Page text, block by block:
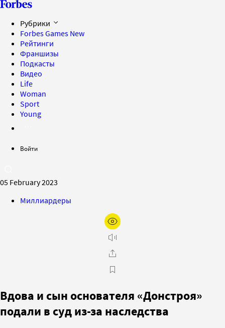
Рубрики
Forbes Games New
Рейтинги
Франшизы
Подкасты
Видео
Life
Woman
Sport
Young
Войти
05 February 2023
Миллиардеры
Вдова и сын основателя «Донстроя»
подали в суд из-за наследства